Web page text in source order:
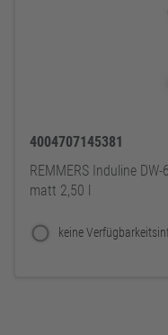
4004707145381
REMMERS Induline
matt 2,50 l
keine